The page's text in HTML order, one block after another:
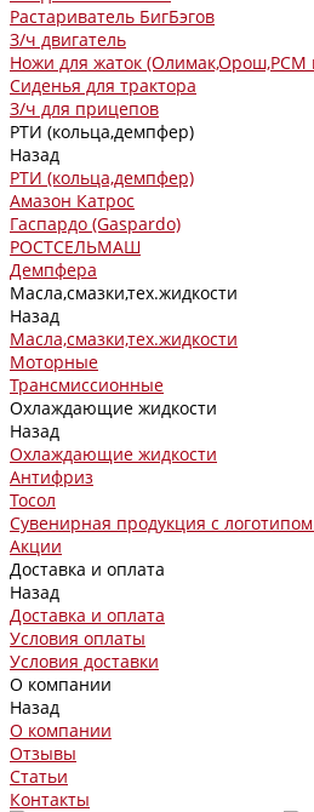
Растариватель БигБэгов
З/ч двигатель
Ножи для жаток (Олимак,Орош,РСМ
Сиденья для трактора
З/ч для прицепов
РТИ (кольца,демпфер)
Назад
РТИ (кольца,демпфер)
Амазон Катрос
Гаспардо (Gaspardo)
РОСТСЕЛЬМАШ
Демпфера
Масла,смазки,тех.жидкости
Назад
Масла,смазки,тех.жидкости
Моторные
Трансмиссионные
Охлаждающие жидкости
Назад
Охлаждающие жидкости
Антифриз
Тосол
Сувенирная продукция с
Акции
Доставка и оплата
Назад
Доставка и оплата
Условия оплаты
Условия доставки
О компании
Назад
О компании
Отзывы
Статьи
Контакты